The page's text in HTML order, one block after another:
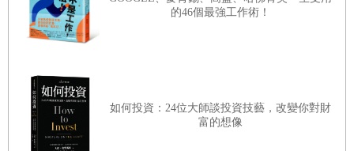
真正的晴雨表／被高估的週期
第七章
操縱行為與專業交易
生什麼事。最好的晴雨表，就是證券交易所記錄的價格平均指
數，因為那是最不偏不倚、最無情的晴雨表。」基於人性的脆
的人性，於是需要尋求一套更客觀、不帶情感的分析工具，來
輔助我們的投資決策，避免因情緒的過度反應而導致失敗後悔
的交易。
的46個最強工作術！
如何投資：24位大師談投資技藝，改變你對財
富的想像